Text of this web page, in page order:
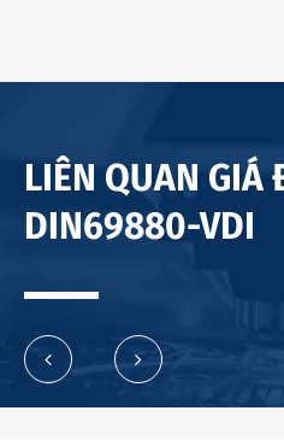
LIÊN QUAN GIÁ
DIN69880-VDI